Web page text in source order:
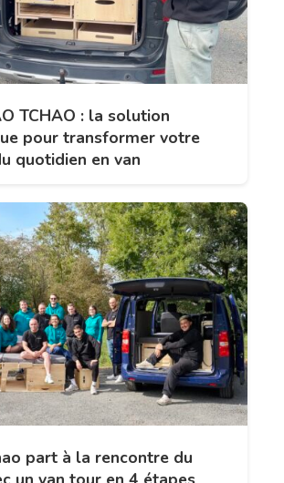
TCHAO : la solution
pour transformer votre
quotidien en van
part à la rencontre du